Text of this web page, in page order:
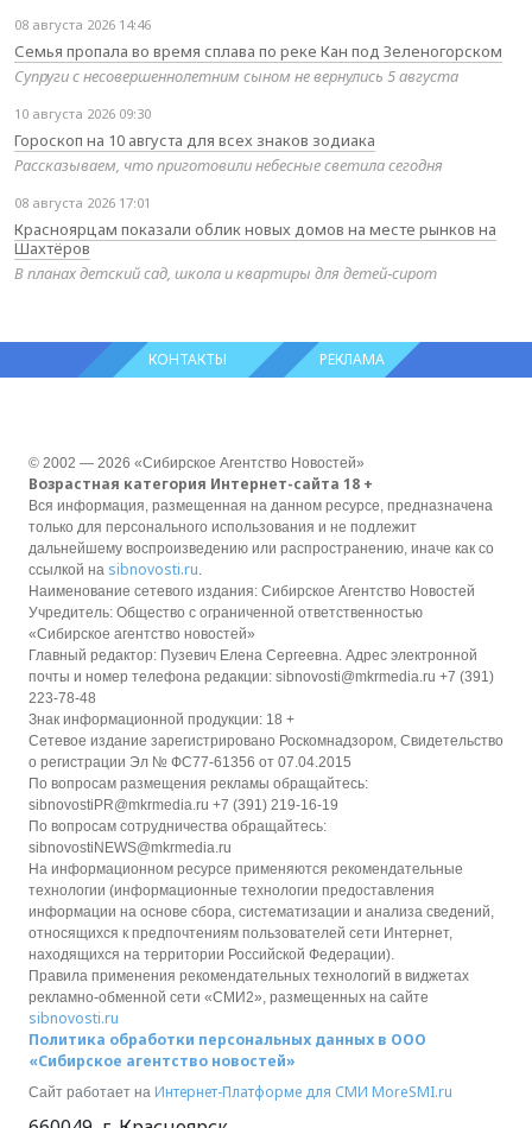
08 августа 2026 14:46
Семья пропала во время сплава по реке Кан под Зеленогорском
Супруги с несовершеннолетним сыном не вернулись 5 августа
10 августа 2026 09:30
Гороскоп на 10 августа для всех знаков зодиака
Рассказываем, что приготовили небесные светила сегодня
08 августа 2026 17:01
Красноярцам показали облик новых домов на месте рынков на
Шахтёров
В планах детский сад, школа и квартиры для детей‑сирот
КОНТАКТЫ РЕКЛАМА
© 2002 — 2026 «Сибирское Агентство Новостей»
Возрастная категория Интернет-сайта 18 +
Вся информация, размещенная на данном ресурсе, предназначена
только для персонального использования и не подлежит
дальнейшему воспроизведению или распространению, иначе как со
ссылкой на sibnovosti.ru.
Наименование сетевого издания: Сибирское Агентство Новостей
Учредитель: Общество с ограниченной ответственностью
«Сибирское агентство новостей»
Главный редактор: Пузевич Елена Сергеевна. Адрес электронной
почты и номер телефона редакции: sibnovosti@mkrmedia.ru +7 (391)
223-78-48
Знак информационной продукции: 18 +
Сетевое издание зарегистрировано Роскомнадзором, Свидетельство
о регистрации Эл № ФС77-61356 от 07.04.2015
По вопросам размещения рекламы обращайтесь:
sibnovostiPR@mkrmedia.ru +7 (391) 219-16-19
По вопросам сотрудничества обращайтесь:
sibnovostiNEWS@mkrmedia.ru
На информационном ресурсе применяются рекомендательные
технологии (информационные технологии предоставления
информации на основе сбора, систематизации и анализа сведений,
относящихся к предпочтениям пользователей сети Интернет,
находящихся на территории Российской Федерации).
Правила применения рекомендательных технологий в виджетах
рекламно-обменной сети «СМИ2», размещенных на сайте
sibnovosti.ru
Политика обработки персональных данных в ООО
«Сибирское агентство новостей»
Сайт работает на Интернет-Платформе для СМИ MoreSMI.ru